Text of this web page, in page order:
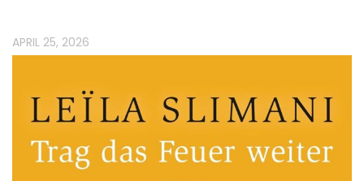
APRIL 25, 2026